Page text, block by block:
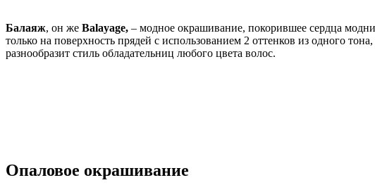
Балаяж, он же Balayage, – модное окрашивание, покорившее сердца
только на поверхность прядей с использованием 2 оттенков из одного
разнообразит стиль обладательниц любого цвета волос.
Опаловое окрашивание